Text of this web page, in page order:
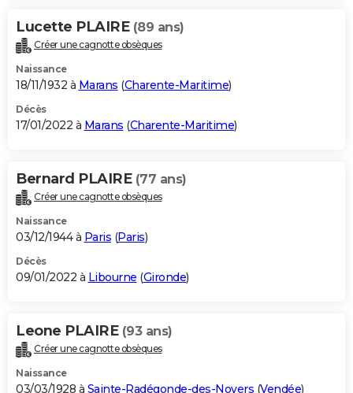
Lucette PLAIRE (89 ans)
Créer une cagnotte obsèques
Naissance
18/11/1932 à Marans (Charente-Maritime)
Décès
17/01/2022 à Marans (Charente-Maritime)
Bernard PLAIRE (77 ans)
Créer une cagnotte obsèques
Naissance
03/12/1944 à Paris (Paris)
Décès
09/01/2022 à Libourne (Gironde)
Leone PLAIRE (93 ans)
Créer une cagnotte obsèques
Naissance
03/03/1928 à Sainte-Radégonde-des-Noyers (Vendée)